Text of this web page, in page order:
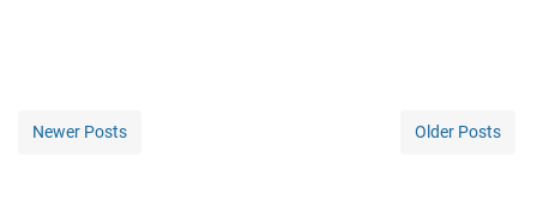
Newer Posts Older Posts